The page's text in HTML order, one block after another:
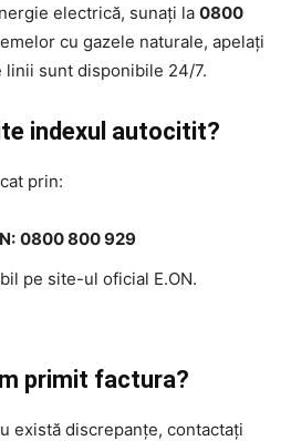
electrică, sunați la 0800
cu gazele naturale, apelați
linii sunt disponibile 24/7.
indexul autocitit?
prin:
0800 800 929
pe site-ul oficial E.ON.
primit factura?
există discrepanțe, contactați